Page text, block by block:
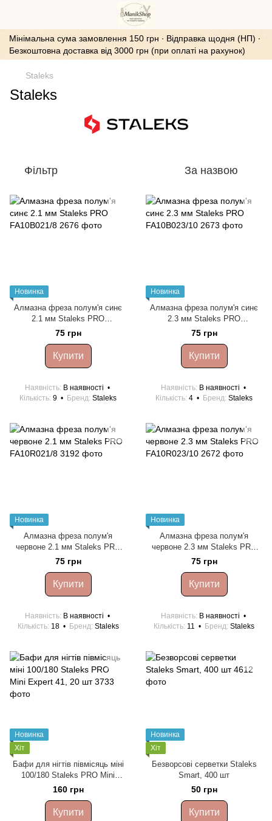
Мінімальна сума замовлення 150 грн ∙ Відправка щодня (НП) ∙
Безкоштовна доставка від 3000 грн (при оплаті на рахунок)
Staleks
Staleks
Фільтр За назвою
Новинка
Алмазна фреза полум'я синє
2.1 мм Staleks PRO
FA10B021/8
75 грн
Купити
Наявність
В наявності
Кількість 9 Бренд Staleks
Новинка
Алмазна фреза полум'я синє
2.3 мм Staleks PRO
FA10B023/10
75 грн
Купити
Наявність
В наявності
Кількість 4 Бренд Staleks
Новинка
Алмазна фреза полум'я
червоне 2.1 мм Staleks PRO
FA10R021/8
75 грн
Купити
Наявність
В наявності
Кількість 18 Бренд Staleks
Новинка
Алмазна фреза полум'я
червоне 2.3 мм Staleks PRO
FA10R023/10
75 грн
Купити
Наявність
В наявності
Кількість 11 Бренд Staleks
Новинка
Хіт
Бафи для нігтів півмісяць міні
100/180 Staleks PRO Mini
Expert 41, 20 шт
160 грн
Купити
Новинка
Хіт
Безворсові серветки Staleks
Smart, 400 шт
50 грн
Купити